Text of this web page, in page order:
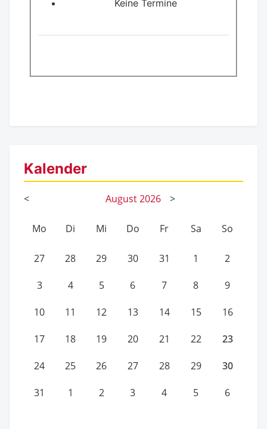
Keine Termine
Kalender
< August2026 >
Mo Di Mi Do Fr Sa So
27 28 29 30 31 1 2
3 4 5 6 7 8 9
10 11 12 13 14 15 16
17 18 19 20 21 22 23
24 25 26 27 28 29 30
31 1 2 3 4 5 6